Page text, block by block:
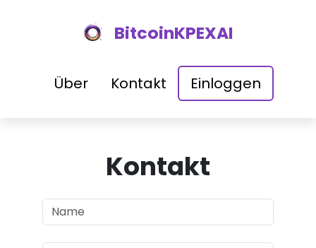
BitcoinKPEXAI
Über Kontakt Einloggen
Kontakt